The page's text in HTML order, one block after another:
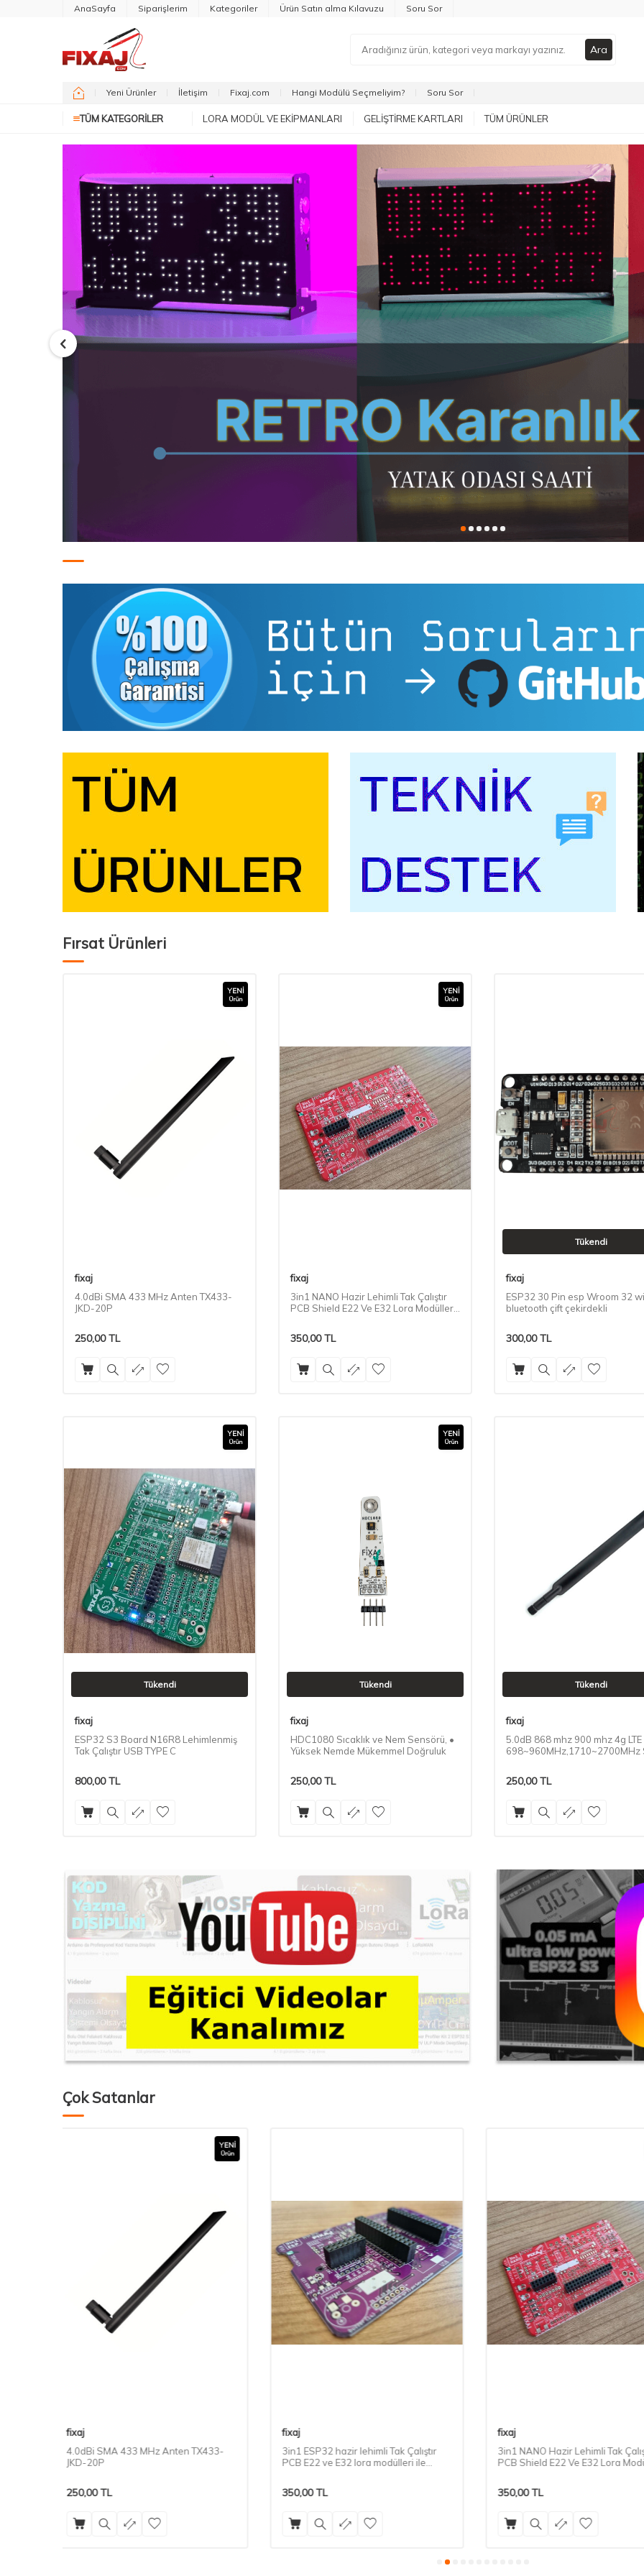
AnaSayfa Siparişlerim Kategoriler Ürün Satın alma Kılavuzu Soru Sor
Ara
Yeni Ürünler İletişim Fixaj.com Hangi Modülü Seçmeliyim? Soru Sor
TÜM KATEGORILER LORA MODÜL VE EKIPMANLARI GELIŞTIRME KARTLARI TÜM ÜRÜNLER
Fırsat Ürünleri
YENI
Ürün
fixaj
4.0dBi SMA 433 MHz Anten TX433-
JKD-20P
250,00TL
YENI
Ürün
fixaj
3in1 NANO Hazir Lehimli Tak Çalıştır
PCB Shield E22 Ve E32 Lora Modülleri
350,00TL
Tükendi
fixaj
ESP32 30 Pin esp Wroom 32
bluetooth çift çekirdekli
300,00TL
YENI
Ürün
Tükendi
fixaj
ESP32 S3 Board N16R8 Lehimlenmiş
Tak Çalıştır USB TYPE C
800,00TL
YENI
Ürün
Tükendi
fixaj
HDC1080 Sıcaklık ve Nem Sensörü, •
Yüksek Nemde Mükemmel Doğruluk
250,00TL
Tükendi
fixaj
5.0dB 868 mhz 900 mhz 4g LTE
698~960MHz,1710~2700MHz
250,00TL
Çok Satanlar
fixaj
3in1 ESP32 hazir lehimli Tak Çalıştır
PCB E22 ve E32 lora modülleri ile
350,00TL
fixaj
3in1 NANO Hazir Lehimli Tak Çalıştır
PCB Shield E22 Ve E32 Lora Modülleri
350,00TL
fixaj
Hazır PCB lerimiz için Siyah
baskı, Özel CNC Kesim
250,00TL